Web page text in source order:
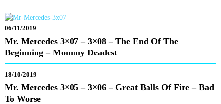
06/11/2019
Mr. Mercedes 3×07 – 3×08 – The End Of The
Beginning – Mommy Deadest
18/10/2019
Mr. Mercedes 3×05 – 3×06 – Great Balls Of Fire – Bad
To Worse